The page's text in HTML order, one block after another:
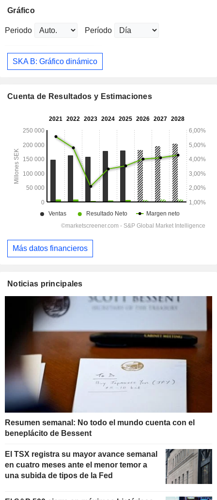
Gráfico
Periodo Período
SKA B: Gráfico dinámico
Cuenta de Resultados y Estimaciones
Más datos financieros
Noticias principales
Resumen semanal: No todo el mundo cuenta con el
beneplácito de Bessent
El TSX registra su mayor avance semanal
en cuatro meses ante el menor temor a
una subida de tipos de la Fed